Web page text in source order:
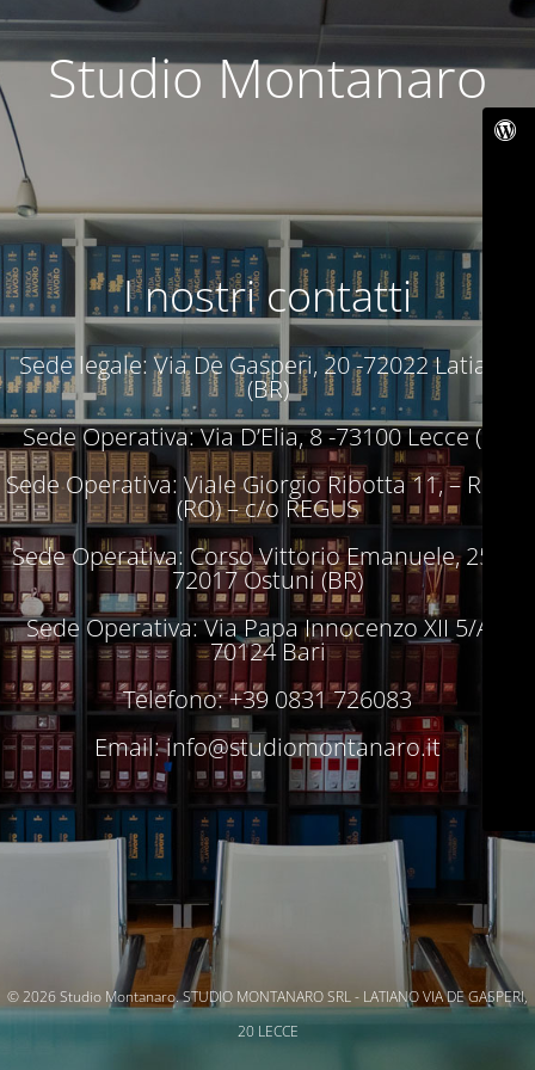
Studio Montanaro
I nostri contatti
Sede legale: Via De Gasperi, 20 -72022 Latiano
(BR)
Sede Operativa: Via D’Elia, 8 -73100 Lecce (LE)
Sede Operativa: Viale Giorgio Ribotta 11, – Roma
(RO) – c/o REGUS
Sede Operativa: Corso Vittorio Emanuele, 250 –
72017 Ostuni (BR)
Sede Operativa: Via Papa Innocenzo XII 5/A –
70124 Bari
Telefono: +39 0831 726083
Email:info@studiomontanaro.it
© 2026 Studio Montanaro. STUDIO MONTANARO SRL - LATIANO VIA DE GASPERI,
20 LECCE